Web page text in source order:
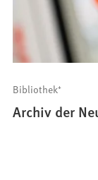
Bibliothek⁺
Archiv der